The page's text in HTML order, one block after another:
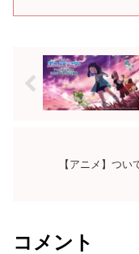
【アニメ】つい
コメント